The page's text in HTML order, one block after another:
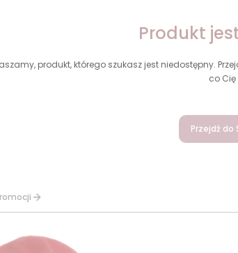
Produkt
produkt, którego szukasz jest niedostępny.
co Cię
Przejdź do